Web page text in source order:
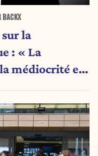
BACKX
la
: « La
médiocrité et